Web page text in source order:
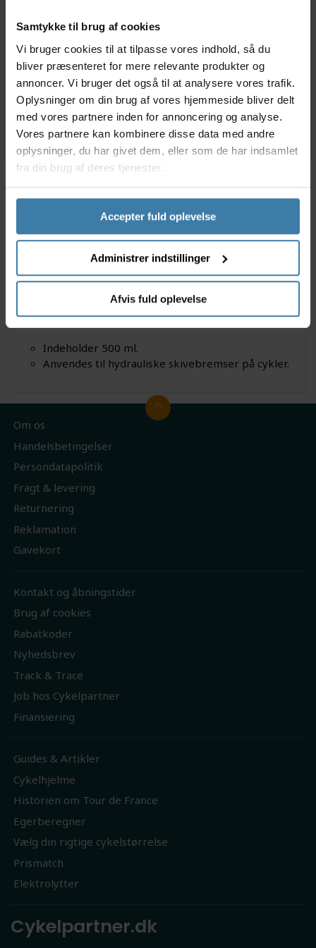
Samtykke til brug af cookies
Vi bruger cookies til at tilpasse vores indhold, så du
bliver præsenteret for mere relevante produkter og
annoncer. Vi bruger det også til at analysere vores trafik.
Oplysninger om din brug af vores hjemmeside bliver delt
med vores partnere inden for annoncering og analyse.
Vores partnere kan kombinere disse data med andre
oplysninger, du har givet dem, eller som de har indsamlet
fra din brug af deres tjenester.
Accepter fuld oplevelse
Administrer indstillinger
Afvis fuld oplevelse
119,00 kr.
+10 på lager
Forventet leveringstid: 8
dage
Beskrivelse Specifikationer
hydrauliske skivebremser og denne her olie er
mineralsk og er den originale til brug sammen med
hydrauliske skivebremser produceret af Shimano.
Specifikationer
Indeholder 500 ml.
Anvendes til hydrauliske skivebremser på cykler.
Om os
Handelsbetingelser
Persondatapolitik
Fragt & levering
Returnering
Reklamation
Gavekort
Kontakt og åbningstider
Brug af cookies
Rabatkoder
Nyhedsbrev
Track & Trace
Job hos Cykelpartner
Finansiering
Guides & Artikler
Cykelhjelme
Historien om Tour de France
Egerberegner
Vælg din rigtige cykelstørrelse
Prismatch
Elektrolytter
Cykelpartner.dk